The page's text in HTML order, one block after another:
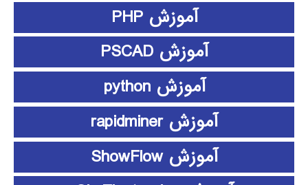
آموزش PHP
آموزش PSCAD
آموزش python
آموزش rapidminer
آموزش ShowFlow